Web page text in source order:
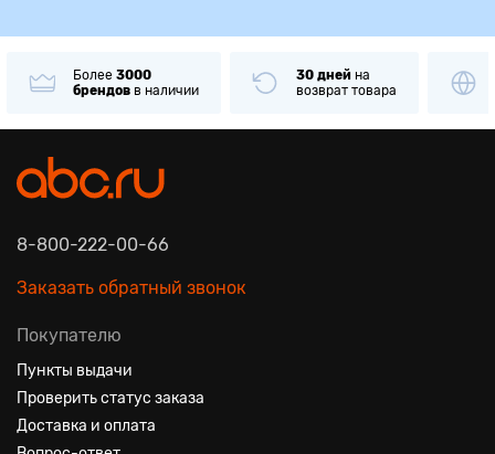
Более 3000
брендов в наличии
30 дней на
возврат товара
8-800-222-00-66
Заказать обратный звонок
Покупателю
Пункты выдачи
Проверить статус заказа
Доставка и оплата